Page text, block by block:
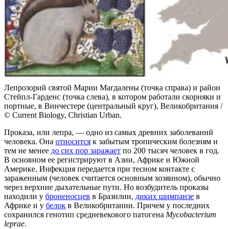
Лепрозорий святой Марии Магдалены (точка справа) и район
Стейпл-Гарденс (точка слева), в котором работали скорняки и
портные, в Винчестере (центральный круг), Великобритания /
© Current Biology, Christian Urban.
Проказа, или лепра, — одно из самых древних заболеваний
человека. Она относится к забытым тропическим болезням и
тем не менее до сих пор заражает по 200 тысяч человек в год.
В основном ее регистрируют в Азии, Африке и Южной
Америке. Инфекция передается при тесном контакте с
зараженным (человек считается основным хозяином), обычно
через верхние дыхательные пути. Но возбудитель проказы
находили у броненосцев в Бразилии, диких шимпанзе в
Африке и у белок в Великобритании. Причем у последних
сохранился генотип средневекового патогена Mycobacterium
leprae.